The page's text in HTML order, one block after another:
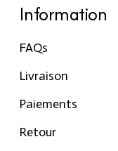
Information
FAQs
Livraison
Paiements
Retour